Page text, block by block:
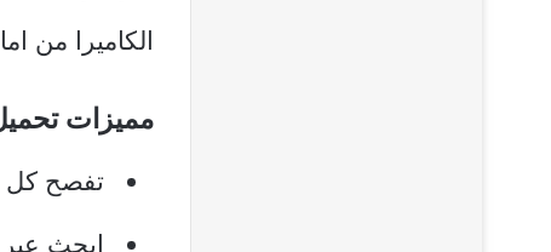
الكاميرا من
مميزات
تفصح كل
ابحث عبر